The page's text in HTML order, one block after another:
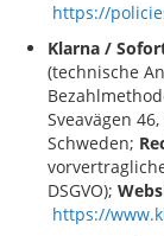
https://
Klarna /
(technische
Sveavägen
Schweden;
DSGVO);
https://